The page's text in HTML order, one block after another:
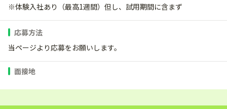
※体験入社あり（最高1週間）但し、試用期間に含まず
応募方法
当ページより応募をお願いします。
面接地